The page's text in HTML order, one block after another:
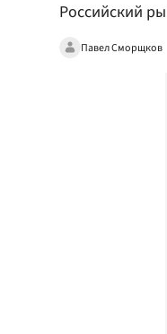
Российский
Павел Сморщков